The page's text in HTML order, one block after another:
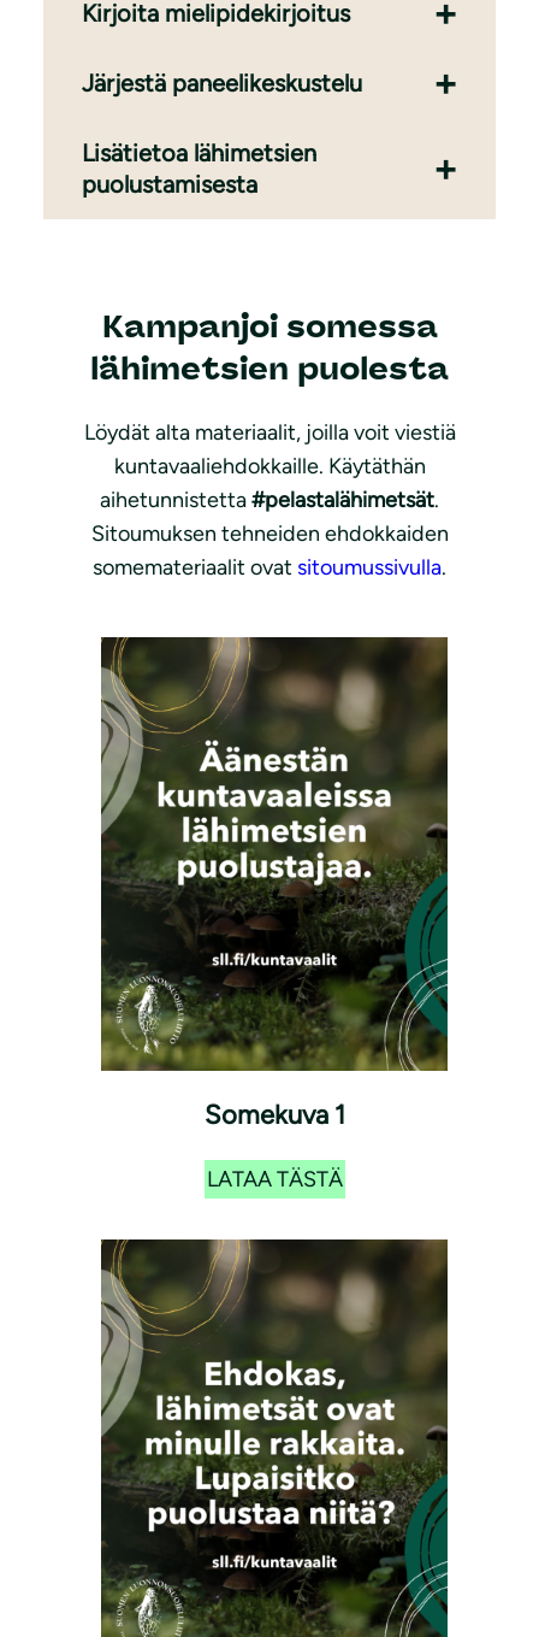
Kirjoita mielipidekirjoitus
Järjestä paneelikeskustelu
Lisätietoa lähimetsien
puolustamisesta
Kampanjoi somessa
lähimetsien puolesta
Löydät alta materiaalit, joilla voit viestiä
kuntavaaliehdokkaille. Käytäthän
aihetunnistetta#pelastalähimetsät.
Sitoumuksen tehneiden ehdokkaiden
somemateriaalit ovat sitoumussivulla.
Somekuva 1
LATAA TÄSTÄ